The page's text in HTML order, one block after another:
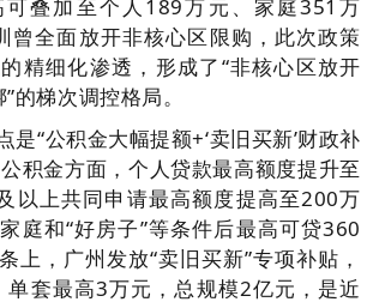
叠加至个人189万元、家庭351万
曾全面放开非核心区限购，此次政策
精细化渗透，形成了“非核心区放开
的梯次调控格局。
是“公积金大幅提额+‘卖旧买新’财政补
积金方面，个人贷款最高额度提升至
以上共同申请最高额度提高至200万
庭和“好房子”等条件后最高可贷360
上，广州发放“卖旧买新”专项补贴，
单套最高3万元，总规模2亿元，是近